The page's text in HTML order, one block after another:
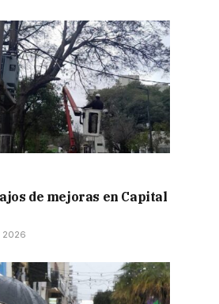
de mejoras en Capital
2026